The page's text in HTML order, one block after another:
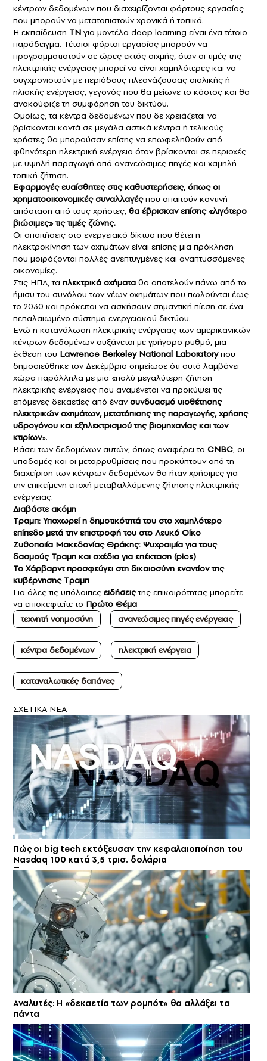
κέντρων δεδομένων που διαχειρίζονται φόρτους εργασίας
που μπορούν να μετατοπιστούν χρονικά ή τοπικά.
Η εκπαίδευση ΤΝ για μοντέλα deep learning είναι ένα τέτοιο
παράδειγμα. Τέτοιοι φόρτοι εργασίας μπορούν να
προγραμματιστούν σε ώρες εκτός αιχμής, όταν οι τιμές της
ηλεκτρικής ενέργειας μπορεί να είναι χαμηλότερες και να
συγχρονιστούν με περιόδους πλεονάζουσας αιολικής ή
ηλιακής ενέργειας, γεγονός που θα μείωνε το κόστος και θα
ανακούφιζε τη συμφόρηση του δικτύου.
Ομοίως, τα κέντρα δεδομένων που δε χρειάζεται να
βρίσκονται κοντά σε μεγάλα αστικά κέντρα ή τελικούς
χρήστες θα μπορούσαν επίσης να επωφεληθούν από
φθηνότερη ηλεκτρική ενέργεια όταν βρίσκονται σε περιοχές
με υψηλή παραγωγή από ανανεώσιμες πηγές και χαμηλή
τοπική ζήτηση.
Εφαρμογές ευαίσθητες στις καθυστερήσεις, όπως οι
χρηματοοικονομικές συναλλαγέςπου απαιτούν κοντινή
απόσταση από τους χρήστες, θα έβρισκαν επίσης «λιγότερο
βιώσιμες» τις τιμές ζώνης.
Οι απαιτήσεις στο ενεργειακό δίκτυο που θέτει η
ηλεκτροκίνηση των οχημάτων είναι επίσης μια πρόκληση
που μοιράζονται πολλές ανεπτυγμένες και αναπτυσσόμενες
οικονομίες.
Στις ΗΠΑ, τα ηλεκτρικά οχήματα θα αποτελούν πάνω από το
ήμισυ του συνόλου των νέων οχημάτων που πωλούνται έως
το 2030 και πρόκειται να ασκήσουν σημαντική πίεση σε ένα
πεπαλαιωμένο σύστημα ενεργειακού δικτύου.
Ενώ η κατανάλωση ηλεκτρικής ενέργειας των αμερικανικών
κέντρων δεδομένων αυξάνεται με γρήγορο ρυθμό, μια
έκθεση του Lawrence Berkeley National Laboratoryπου
δημοσιεύθηκε τον Δεκέμβριο σημείωσε ότι αυτό λαμβάνει
χώρα παράλληλα με μια «πολύ μεγαλύτερη ζήτηση
ηλεκτρικής ενέργειας που αναμένεται να προκύψει τις
επόμενες δεκαετίες από ένανσυνδυασμό υιοθέτησης
ηλεκτρικών οχημάτων, μετατόπισης της παραγωγής, χρήσης
υδρογόνου και εξηλεκτρισμού της βιομηχανίας και των
κτιρίων».
Βάσει των δεδομένων αυτών, όπως αναφέρει το CNBC, οι
υποδομές και οι μεταρρυθμίσεις που προκύπτουν από τη
διαχείριση των κέντρων δεδομένων θα ήταν χρήσιμες για
την επικείμενη εποχή μεταβαλλόμενης ζήτησης ηλεκτρικής
ενέργειας.
Διαβάστε ακόμη
Tραμπ: Υποχωρεί η δημοτικότητά του στο χαμηλότερο
επίπεδο μετά την επιστροφή του στο Λευκό Οίκο
Ζυθοποιία Μακεδονίας Θράκης: Ψυχραιμία για τους
δασμούς Τραμπ και σχέδια για επέκταση (pics)
Το Χάρβαρντ προσφεύγει στη δικαιοσύνη εναντίον της
κυβέρνησης Tραμπ
Για όλες τις υπόλοιπες ειδήσειςτης επικαιρότητας μπορείτε
να επισκεφτείτε το Πρώτο Θέμα
τεχνητή νοημοσύνη
ανανεώσιμες πηγές ενέργειας
κέντρα δεδομένων ηλεκτρική ενέργεια
καταναλωτικές δαπάνες
ΣXETIKA NEA
Πώς οι big tech εκτόξευσαν την κεφαλαιοποίηση του
Nasdaq 100 κατά 3,5 τρισ. δολάρια
Αναλυτές: Η «δεκαετία των ρομπότ» θα αλλάξει τα
πάντα